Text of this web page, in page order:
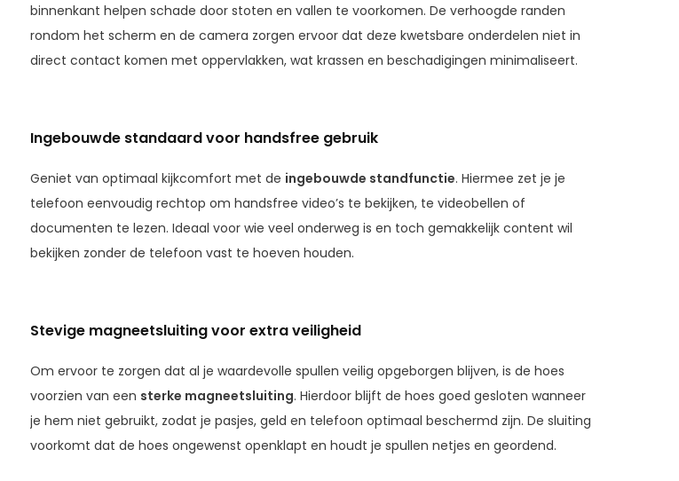
binnenkant helpen schade door stoten en vallen te voorkomen. De verhoogde randen
rondom het scherm en de camera zorgen ervoor dat deze kwetsbare onderdelen niet in
direct contact komen met oppervlakken, wat krassen en beschadigingen minimaliseert.
Ingebouwde standaard voor handsfree gebruik
Geniet van optimaal kijkcomfort met de ingebouwde standfunctie. Hiermee zet je je
telefoon eenvoudig rechtop om handsfree video’s te bekijken, te videobellen of
documenten te lezen. Ideaal voor wie veel onderweg is en toch gemakkelijk content wil
bekijken zonder de telefoon vast te hoeven houden.
Stevige magneetsluiting voor extra veiligheid
Om ervoor te zorgen dat al je waardevolle spullen veilig opgeborgen blijven, is de hoes
voorzien van een sterke magneetsluiting. Hierdoor blijft de hoes goed gesloten wanneer
je hem niet gebruikt, zodat je pasjes, geld en telefoon optimaal beschermd zijn. De sluiting
voorkomt dat de hoes ongewenst openklapt en houdt je spullen netjes en geordend.